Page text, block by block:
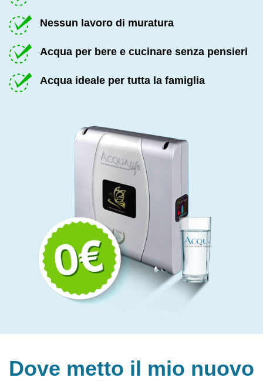
Nessun lavoro di muratura
Acqua per bere e cucinare senza pensieri
Acqua ideale per tutta la famiglia
Dove metto il mio nuovo